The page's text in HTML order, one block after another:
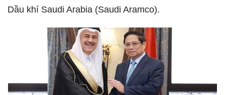
Dầu khí Saudi Arabia (Saudi Aramco).